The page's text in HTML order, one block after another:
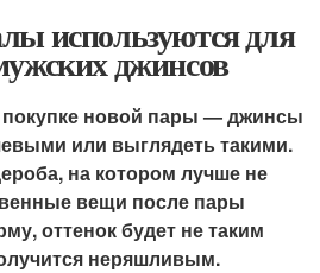
используются для
джинсов
новой пары — джинсы
или выглядеть такими.
на котором лучше не
вещи после пары
оттенок будет не таким
неряшливым.